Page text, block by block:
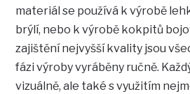
materiál se používá k výrobě
brýlí, nebo k výrobě kokpitů
zajištění nejvyšší kvality jsou
fázi výroby vyráběny ručně.
vizuálně, ale také s využitím